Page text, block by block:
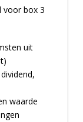
voor box 3
uit
waarde